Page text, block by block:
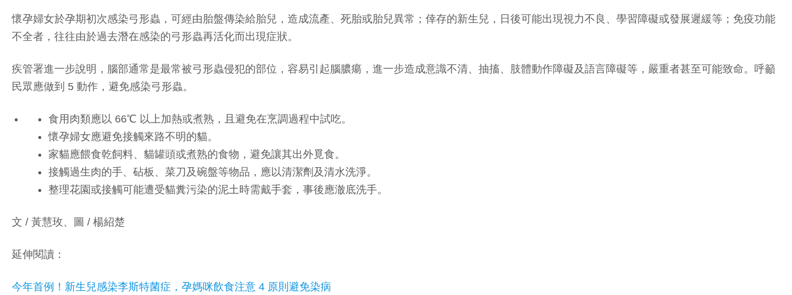
懷孕婦女於孕期初次感染弓形蟲，可經由胎盤傳染給胎兒，造成流產、死胎或胎兒異常；倖存的新生兒，日後可能出現視力不良、學習障礙或發展遲緩等；免疫功能
不全者，往往由於過去潛在感染的弓形蟲再活化而出現症狀。
疾管署進一步說明，腦部通常是最常被弓形蟲侵犯的部位，容易引起腦膿瘍，進一步造成意識不清、抽搐、肢體動作障礙及語言障礙等，嚴重者甚至可能致命。呼籲
民眾應做到 5 動作，避免感染弓形蟲。
食用肉類應以 66℃ 以上加熱或煮熟，且避免在烹調過程中試吃。
懷孕婦女應避免接觸來路不明的貓。
家貓應餵食乾飼料、貓罐頭或煮熟的食物，避免讓其出外覓食。
接觸過生肉的手、砧板、菜刀及碗盤等物品，應以清潔劑及清水洗淨。
整理花園或接觸可能遭受貓糞污染的泥土時需戴手套，事後應澈底洗手。
文 / 黃慧玫、圖 / 楊紹楚
延伸閱讀：
今年首例！新生兒感染李斯特菌症，孕媽咪飲食注意 4 原則避免染病